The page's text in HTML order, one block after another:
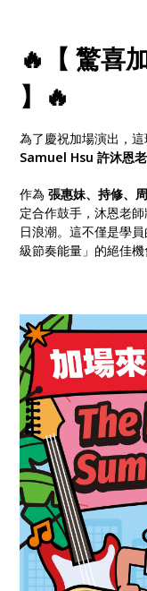
🔥【 驚喜
】🔥
為了慶祝加場演出，
Samuel Hsu 許沐恩
作為張惠妹、持修、
定合作鼓手，沐恩老
日浪潮。這不僅是學
級節奏能量」的絕佳機